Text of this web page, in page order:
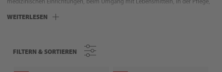
Hauben, Gesichtsmasken, Überschuhen und mehr von NITRAS schützen Sie
WEITERLESEN
FILTERN & SORTIEREN
FILTERN & SORTIEREN